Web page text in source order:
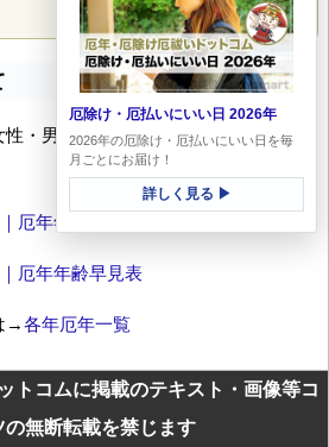
・男性の年齢早見表とともにお伝え
厄年年齢早見表
厄年年齢早見表
→各年厄年一覧
トコムに掲載のテキスト・画像等コ
の無断転載を禁じます
厄除け・厄払いにいい日 2026年
2026年の厄除け・厄払いにいい日を毎
月ごとにお届け！
詳しく見る ▶